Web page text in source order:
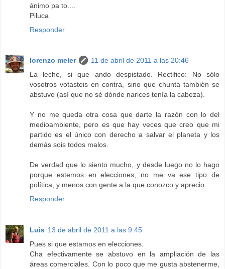
ánimo pa to....
Piluca
Responder
lorenzo meler
11 de abril de 2011 a las 20:46
La leche, si que ando despistado. Rectifico: No sólo
vosotros votasteis en contra, sino que chunta también se
abstuvo (así que no sé dónde narices tenía la cabeza).
Y no me queda otra cosa que darte la razón con lo del
medioambiente, pero es que hay veces que creo que mi
partido es el único con derecho a salvar el planeta y los
demás sois todos malos.
De verdad que lo siento mucho, y desde luego no lo hago
porque estemos en elecciones, no me va ese tipo de
política, y menos con gente a la que conozco y aprecio.
Responder
Luis 13 de abril de 2011 a las 9:45
Pues si que estamos en elecciones.
Cha efectivamente se abstuvo en la ampliación de las
áreas comerciales. Con lo poco que me gusta abstenerme,